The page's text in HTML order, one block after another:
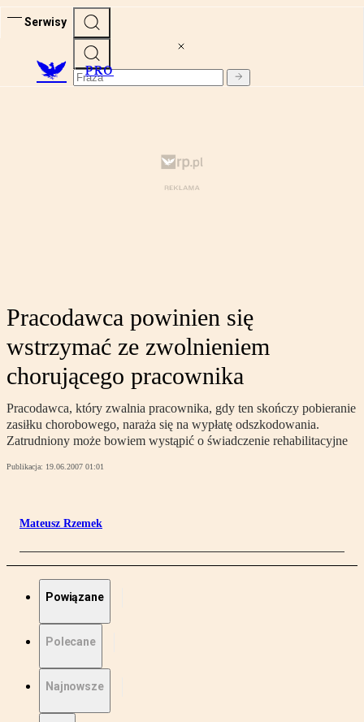
Serwisy
PRO
Pracodawca powinien się
wstrzymać ze zwolnieniem
chorującego pracownika
Pracodawca, który zwalnia pracownika, gdy ten skończy pobieranie
zasiłku chorobowego, naraża się na wypłatę odszkodowania.
Zatrudniony może bowiem wystąpić o świadczenie rehabilitacyjne
Publikacja: 19.06.2007 01:01
Mateusz Rzemek
Powiązane
Polecane
Najnowsze